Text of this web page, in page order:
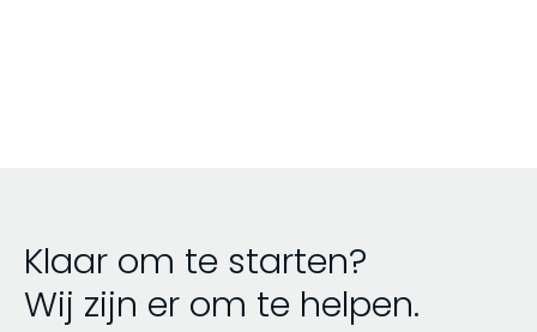
Klaar om te starten?
Wij zijn er om te helpen.